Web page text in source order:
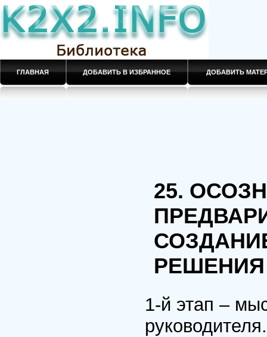
ГЛАВНАЯ ДОБАВИТЬ В ИЗБРАННОЕ ДОБАВИТЬ
25.
РЕШЕНИЯ
1-й этап –
руководителя.